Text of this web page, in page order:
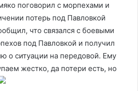
поговорил с морпехами и
потерь под Павловкой
что связался с боевыми
под Павловкой и получил
о ситуации на передовой. Ему
жестко, да потери есть, но